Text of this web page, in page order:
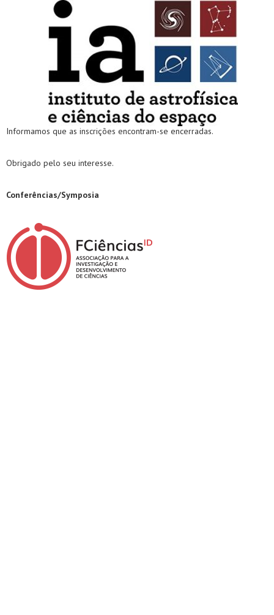
Informamos que as inscrições encontram-se encerradas.
Obrigado pelo seu interesse.
Conferências/Symposia